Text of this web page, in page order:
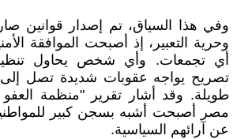
وفي هذا السياق، تم إصدار قوانين
وحرية التعبير، إذ أصبحت الموافقة
أي تجمعات. وأي شخص يحاول
تصريح يواجه عقوبات شديدة تصل
طويلة. وقد أشار تقرير "منظمة العفو
مصر أصبحت أشبه بسجن كبير
عن آرائهم السياسية.